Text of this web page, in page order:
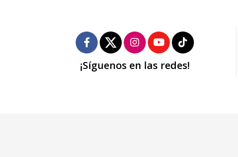
¡Síguenos en las redes!